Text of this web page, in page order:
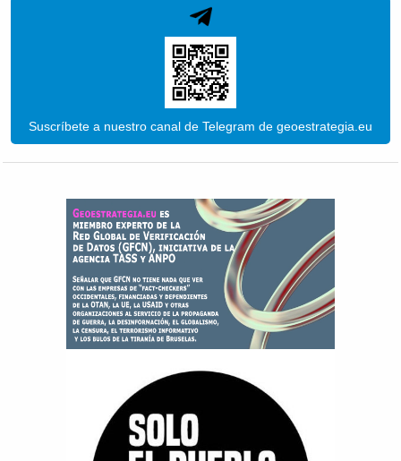
Suscríbete a nuestro canal de Telegram de geoestrategia.eu